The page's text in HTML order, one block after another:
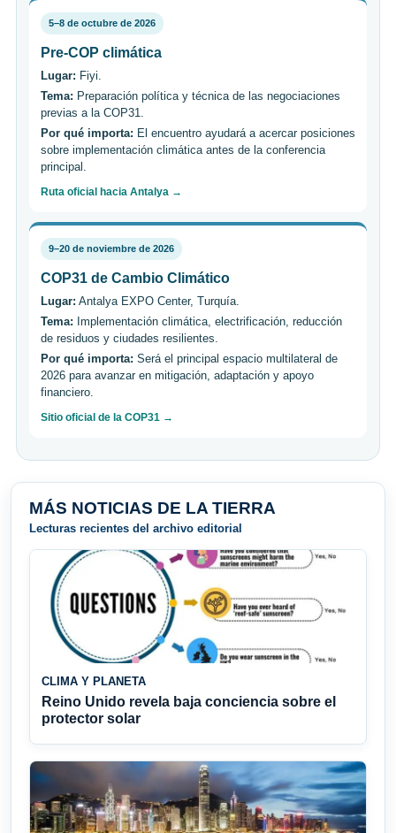
5–8 de octubre de 2026
Pre-COP climática
Lugar: Fiyi.
Tema: Preparación política y técnica de las negociaciones
previas a la COP31.
Por qué importa: El encuentro ayudará a acercar posiciones
sobre implementación climática antes de la conferencia
principal.
Ruta oficial hacia Antalya →
9–20 de noviembre de 2026
COP31 de Cambio Climático
Lugar: Antalya EXPO Center, Turquía.
Tema: Implementación climática, electrificación, reducción
de residuos y ciudades resilientes.
Por qué importa: Será el principal espacio multilateral de
2026 para avanzar en mitigación, adaptación y apoyo
financiero.
Sitio oficial de la COP31 →
MÁS NOTICIAS DE LA TIERRA
Lecturas recientes del archivo editorial
CLIMA Y PLANETA
Reino Unido revela baja conciencia sobre el
protector solar